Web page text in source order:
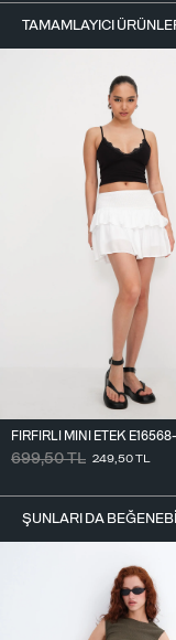
TAMAMLAYICI
FIRFIRLI MINI ETEK
699,50TL 249,50TL
ŞUNLARI DA